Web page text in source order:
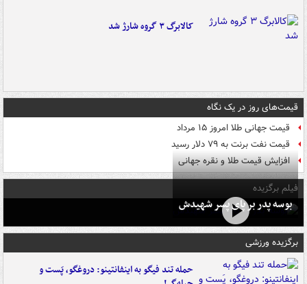
کالابرگ ۳ گروه شارژ شد
قیمت‌های روز در یک نگاه
قیمت جهانی طلا امروز ۱۵ مرداد
قیمت نفت برنت به ۷۹ دلار رسید
افزایش قیمت طلا و نقره جهانی
فیلم برگزیده
بوسه‌ پدر بر پای پسر شهیدش
برگزیده ورزشی
حمله تند فیگو به اینفانتینو: دروغگو، پَست‌ و